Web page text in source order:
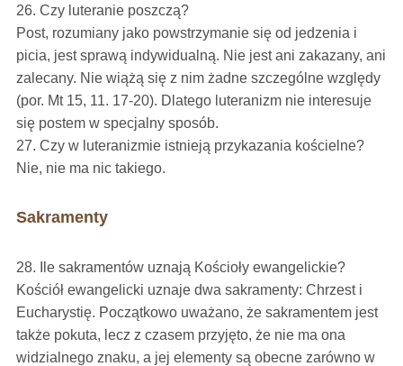
26. Czy luteranie poszczą?
Post, rozumiany jako powstrzymanie się od jedzenia i
picia, jest sprawą indywidualną. Nie jest ani zakazany, ani
zalecany. Nie wiążą się z nim żadne szczególne względy
(por. Mt 15, 11. 17-20). Dlatego luteranizm nie interesuje
się postem w specjalny sposób.
27. Czy w luteranizmie istnieją przykazania kościelne?
Nie, nie ma nic takiego.
Sakramenty
28. Ile sakramentów uznają Kościoły ewangelickie?
Kościół ewangelicki uznaje dwa sakramenty: Chrzest i
Eucharystię. Początkowo uważano, że sakramentem jest
także pokuta, lecz z czasem przyjęto, że nie ma ona
widzialnego znaku, a jej elementy są obecne zarówno w